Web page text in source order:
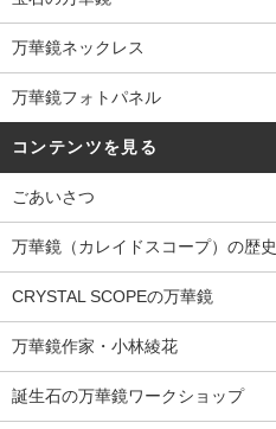
万華鏡ネックレス
万華鏡フォトパネル
コンテンツを見る
ごあいさつ
万華鏡（カレイドスコープ）の歴史
CRYSTAL SCOPEの万華鏡
万華鏡作家・小林綾花
誕生石の万華鏡ワークショップ